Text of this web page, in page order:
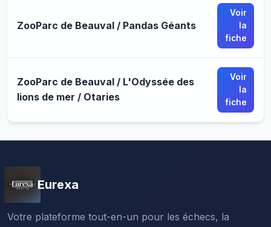
ZooParc de Beauval / Pandas Géants
Voir
la
fiche
ZooParc de Beauval / L'Odyssée des
lions de mer / Otaries
Voir
la
fiche
Eurexa
Votre plateforme tout-en-un pour les échecs, la